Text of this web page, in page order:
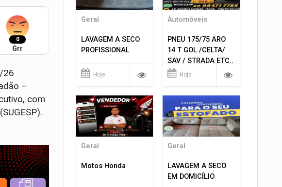
0
Grr
26
–
com
Geral
LAVAGEM A SECO
PROFISSIONAL
Hoje
Automóveis
PNEU 175/75 ARO
14 T GOL /CELTA/
SAV / STRADA ETC..
R$ 219,99
Hoje
Geral
Motos Honda
Geral
LAVAGEM A SECO
EM DOMICÍLIO